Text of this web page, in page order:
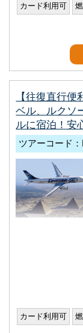
カード利用可
【往復直行
ベル、ルクソ
ルに宿泊！安
ツアーコード
カード利用可